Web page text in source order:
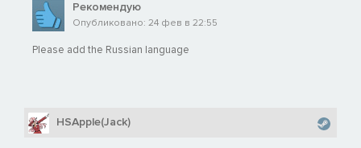
Рекомендую
Опубликовано: 24 фев в 22:55
Please add the Russian language
HSApple(Jack)